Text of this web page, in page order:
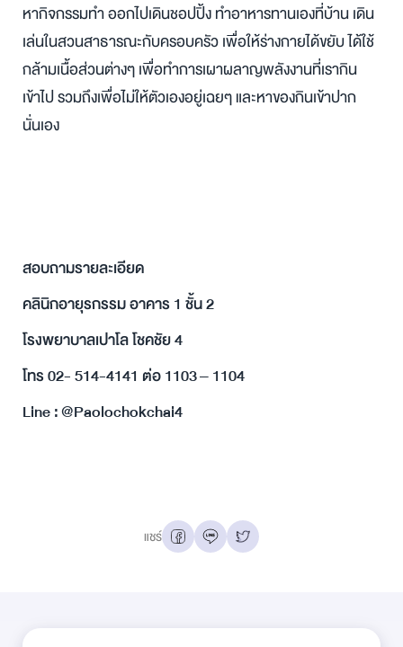
หากิจกรรมทำ ออกไปเดินชอปปิ้ง ทำอาหารทานเองที่บ้าน เดิน
เล่นในสวนสาธารณะกับครอบครัว เพื่อให้ร่างกายได้ขยับ ได้ใช้
กล้ามเนื้อส่วนต่างๆ เพื่อทำการเผาผลาญพลังงานที่เรากิน
เข้าไป รวมถึงเพื่อไม่ให้ตัวเองอยู่เฉยๆ และหาของกินเข้าปาก
นั่นเอง
สอบถามรายละเอียด
คลินิกอายุรกรรม อาคาร 1 ชั้น 2
โรงพยาบาลเปาโล โชคชัย 4
โทร 02- 514-4141 ต่อ 1103 – 1104
Line : @Paolochokchai4
แชร์